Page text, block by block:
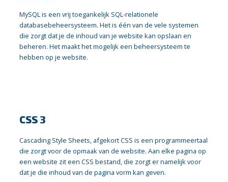
MySQL is een vrij toegankelijk SQL-relationele
databasebeheersysteem. Het is één van de vele systemen
die zorgt dat je de inhoud van je website kan opslaan en
beheren. Het maakt het mogelijk een beheersysteem te
hebben op je website.
CSS 3
Cascading Style Sheets, afgekort CSS is een programmeertaal
die zorgt voor de opmaak van de website. Aan elke pagina op
een website zit een CSS bestand, die zorgt er namelijk voor
dat je die inhoud van de pagina vorm kan geven.